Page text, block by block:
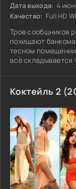
Дата выхода: 4
Качество: Full HD
Трое сообщников
похищают
тесном
всё складывается
деньги. Однако
маленькой
Коктейль 2